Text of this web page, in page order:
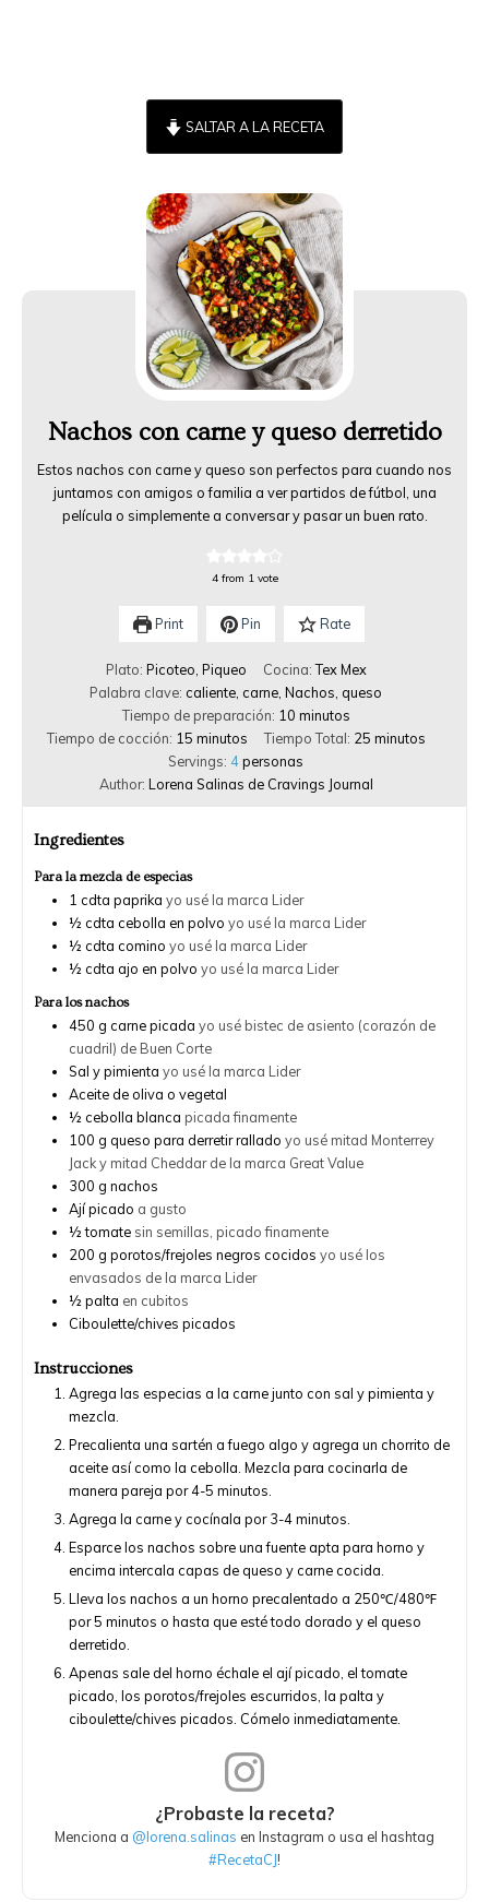
SALTAR A LA RECETA
Nachos con carne y queso derretido
Estos nachos con carne y queso son perfectos para cuando nos
juntamos con amigos o familia a ver partidos de fútbol, una
película o simplemente a conversar y pasar un buen rato.
4from 1 vote
Print Pin Rate
Plato: Picoteo, Piqueo Cocina:Tex Mex
Palabra clave: caliente, carne, Nachos, queso
Tiempo de preparación: 10 minutos
Tiempo de cocción: 15 minutos Tiempo Total: 25 minutos
Servings: 4 personas
Author: Lorena Salinas de Cravings Journal
Ingredientes
Para la mezcla de especias
1 cdta paprika yo usé la marca Lider
½ cdta cebolla en polvo yo usé la marca Lider
½ cdta comino yo usé la marca Lider
½ cdta ajo en polvo yo usé la marca Lider
Para los nachos
450 g carne picada yo usé bistec de asiento (corazón de
cuadril) de Buen Corte
Sal y pimienta yo usé la marca Lider
Aceite de oliva o vegetal
½ cebolla blanca picada finamente
100 g queso para derretir rallado yo usé mitad Monterrey
Jack y mitad Cheddar de la marca Great Value
300 g nachos
Ají picado a gusto
½ tomate sin semillas, picado finamente
200 g porotos/frejoles negros cocidos yo usé los
envasados de la marca Lider
½ palta en cubitos
Ciboulette/chives picados
Instrucciones
Agrega las especias a la carne junto con sal y pimienta y
mezcla.
Precalienta una sartén a fuego algo y agrega un chorrito de
aceite así como la cebolla. Mezcla para cocinarla de
manera pareja por 4-5 minutos.
Agrega la carne y cocínala por 3-4 minutos.
Esparce los nachos sobre una fuente apta para horno y
encima intercala capas de queso y carne cocida.
Lleva los nachos a un horno precalentado a 250℃/480℉
por 5 minutos o hasta que esté todo dorado y el queso
derretido.
Apenas sale del horno échale el ají picado, el tomate
picado, los porotos/frejoles escurridos, la palta y
ciboulette/chives picados. Cómelo inmediatamente.
¿Probaste la receta?
Menciona a @lorena.salinas en Instagram o usa el hashtag
#RecetaCJ!